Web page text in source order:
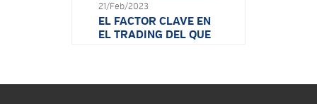
21/Feb/2023
EL FACTOR CLAVE EN
EL TRADING DEL QUE